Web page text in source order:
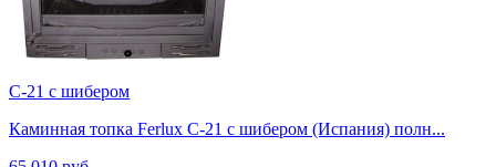
C-21 с шибером
Каминная топка Ferlux C-21 с шибером (Испания) полн...